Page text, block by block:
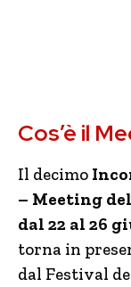
Cos’è il
Il decimo
– Meeting
dal 22 al 26
torna in
dal Festival